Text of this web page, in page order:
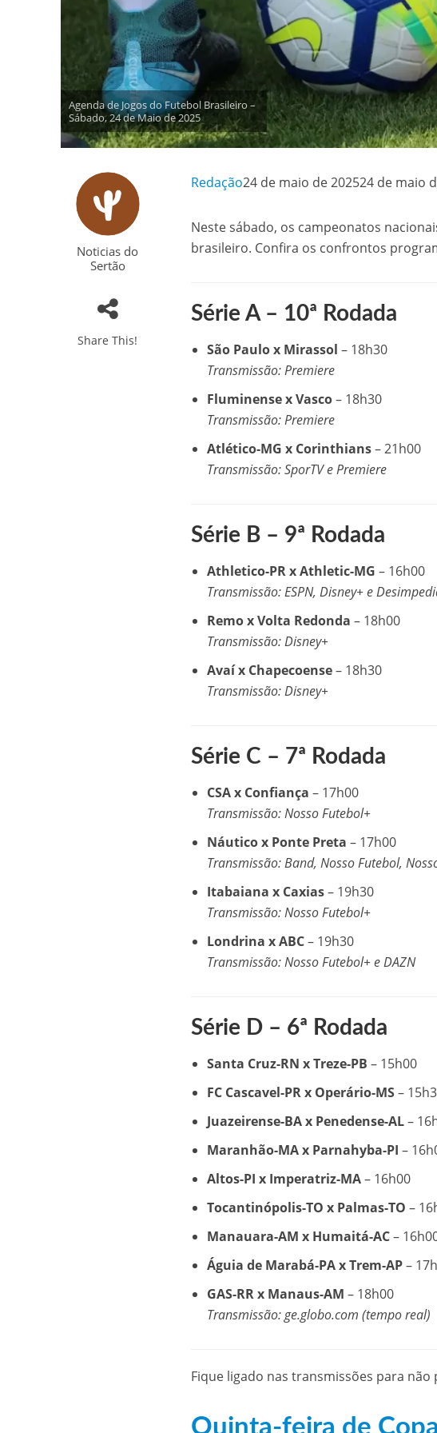
Agenda de Jogos do Futebol Brasileiro –
Sábado, 24 de Maio de 2025
Noticias do
Sertão
Share This!
Redação24 de maio de 202524 de maio
Neste sábado, os campeonatos
brasileiro. Confira os confrontos
Série A – 10ª Rodada
São Paulo x Mirassol – 18h30
Transmissão: Premiere
Fluminense x Vasco– 18h30
Transmissão: Premiere
Atlético-MG x Corinthians– 21h00
Transmissão: SporTV e Premiere
Série B – 9ª Rodada
Athletico-PR x Athletic-MG – 16h00
Transmissão: ESPN, Disney+ e
Remo x Volta Redonda – 18h00
Transmissão: Disney+
Avaí x Chapecoense– 18h30
Transmissão: Disney+
Série C – 7ª Rodada
CSA x Confiança – 17h00
Transmissão: Nosso Futebol+
Náutico x Ponte Preta – 17h00
Transmissão: Band, Nosso Futebol,
Itabaiana x Caxias– 19h30
Transmissão: Nosso Futebol+
Londrina x ABC– 19h30
Transmissão: Nosso Futebol+ e DAZN
Série D – 6ª Rodada
Santa Cruz-RN x Treze-PB – 15h00
FC Cascavel-PR x Operário-MS–
Juazeirense-BA x Penedense-AL–
Maranhão-MA x Parnahyba-PI –
Altos-PI x Imperatriz-MA– 16h00
Tocantinópolis-TO x Palmas-TO –
Manauara-AM x Humaitá-AC–
Águia de Marabá-PA x Trem-AP–
GAS-RR x Manaus-AM – 18h00
Transmissão: ge.globo.com (tempo real)
Fique ligado nas transmissões para
Quinta-feira de